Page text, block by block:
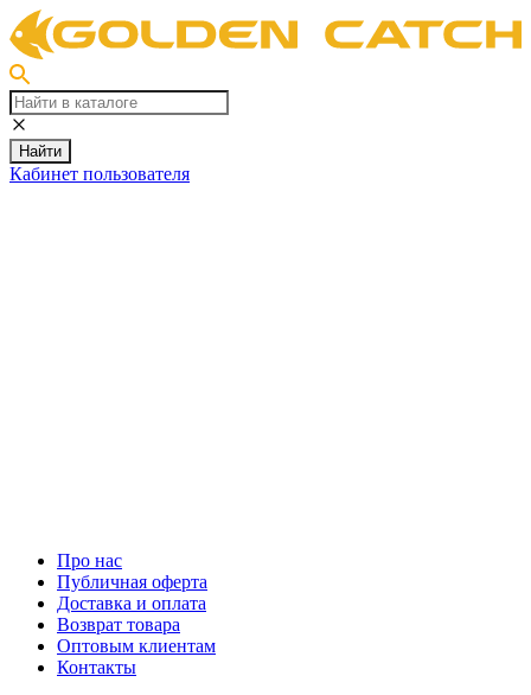
Найти
Кабинет пользователя
Про нас
Публичная оферта
Доставка и оплата
Возврат товара
Оптовым клиентам
Контакты